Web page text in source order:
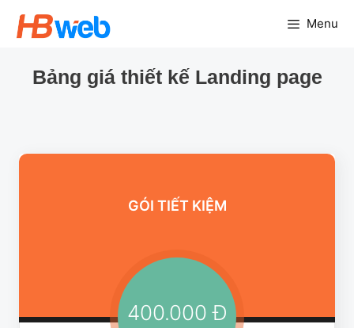
Chuyển
đến
Menu
Bảng giá thiết kế Landing page
GÓI TIẾT KIỆM
400.000 Đ